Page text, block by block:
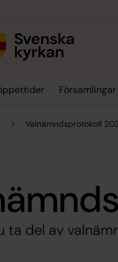
Församlingar
Valnämndsprotokoll
ta del av